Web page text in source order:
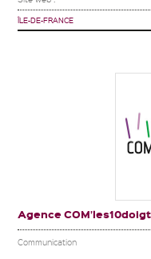
ÎLE-DE-FRANCE
Agence
Communication